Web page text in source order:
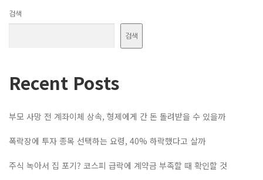
검색
검색
Recent Posts
부모 사망 전 계좌이체 상속, 형제에게 간 돈 돌려받을 수 있을까
폭락장에 투자 종목 선택하는 요령, 40% 하락했다고 살까
주식 녹아서 집 포기? 코스피 급락에 계약금 부족할 때 확인할 것